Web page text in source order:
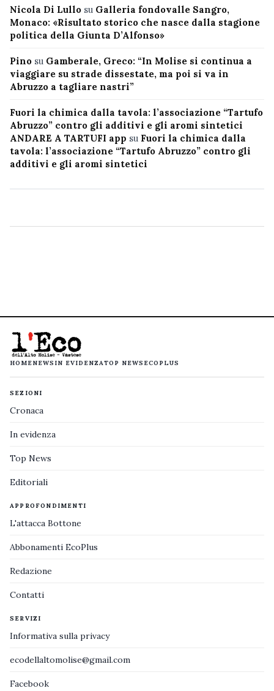
Nicola Di Lullo su Galleria fondovalle Sangro,
Monaco: «Risultato storico che nasce dalla stagione
politica della Giunta D’Alfonso»
Pino su Gamberale, Greco: “In Molise si continua a
viaggiare su strade dissestate, ma poi si va in
Abruzzo a tagliare nastri”
Fuori la chimica dalla tavola: l’associazione “Tartufo
Abruzzo” contro gli additivi e gli aromi sintetici
ANDARE A TARTUFI app su Fuori la chimica dalla
tavola: l’associazione “Tartufo Abruzzo” contro gli
additivi e gli aromi sintetici
HOMENEWS IN EVIDENZATOP NEWS ECOPLUS
SEZIONI
Cronaca
In evidenza
Top News
Editoriali
APPROFONDIMENTI
L'attacca Bottone
Abbonamenti EcoPlus
Redazione
Contatti
SERVIZI
Informativa sulla privacy
ecodellaltomolise@gmail.com
Facebook